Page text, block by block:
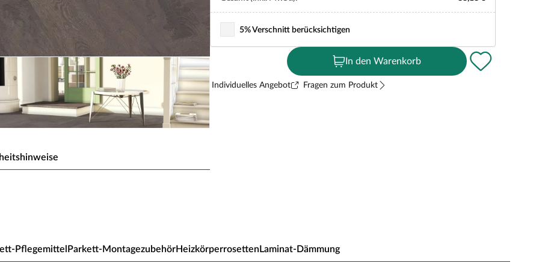
Raum auf. Es ist besonders langlebig,
5% Verschnitt berücksichtigen
In den Warenkorb
Individuelles Angebot Fragen zum Produkt
PflegemittelParkett-MontagezubehörHeizkörperrosettenLaminat-Dämmung